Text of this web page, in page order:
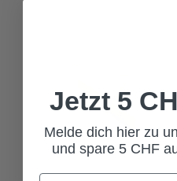
Jetzt 5
Melde dich hier zu
und spare 5 CHF